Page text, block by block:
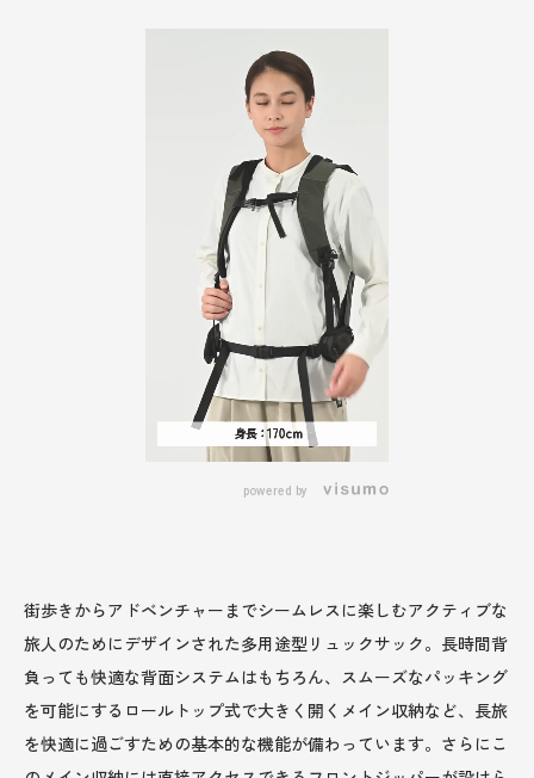
powered by
街歩きからアドベンチャーまでシームレスに楽しむアクティブな
旅人のためにデザインされた多用途型リュックサック。長時間背
負っても快適な背面システムはもちろん、スムーズなパッキング
を可能にするロールトップ式で大きく開くメイン収納など、長旅
を快適に過ごすための基本的な機能が備わっています。さらにこ